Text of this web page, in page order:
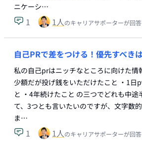
ニケーシ…
1 1人のキャリアサポーターが回答
自己PRで差をつける！優先すべき
私の自己prはニッチなところに向けた情
少額だが投げ銭をいただけたこと ・1
と ・4年続けたこと の三つでどれも中途
て、3つとも言いたいのですが、文字数
ま…
1 1人のキャリアサポーターが回答